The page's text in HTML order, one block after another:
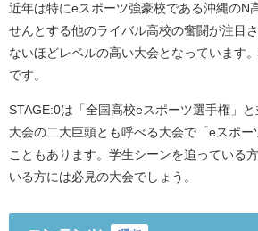
近年は特にeスポーツ強豪校である沖縄のN
せんとする他のライバル高校の奮闘が注目
ないほどレベルの高い大会となっています
です。
STAGE:0は「全国高校eスポーツ選手権」
大会の二大巨頭とも呼べる大会で「eスポー
こともあります。学生シーンを追っている
いる方には必見の大会でしょう。